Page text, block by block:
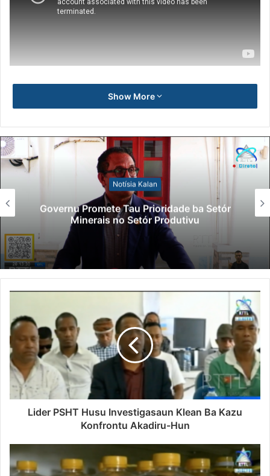
Show More
Setór
Lei Siberseguransa Ajuda
Polisiál Kaptura Autór
Paradeiru Iha Estranjeiru
Lider PSHT Husu Investigasaun Klean Ba Kazu
Konfrontu Akadiru-Hun